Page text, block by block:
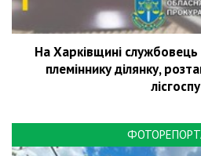
На Харківщині
племіннику ділянку,
лісгоспу